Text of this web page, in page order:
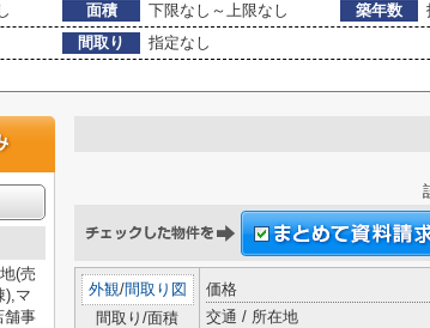
面積 下限なし～上限なし 築年数
間取り
指定なし
外観/間取り図
間取り/面積
価格
交通 / 所在地
(売
),マ
舗事